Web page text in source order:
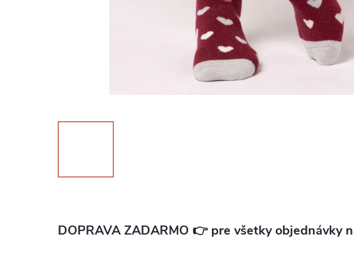
DOPRAVA ZADARMO 👉 pre všetky objednávky